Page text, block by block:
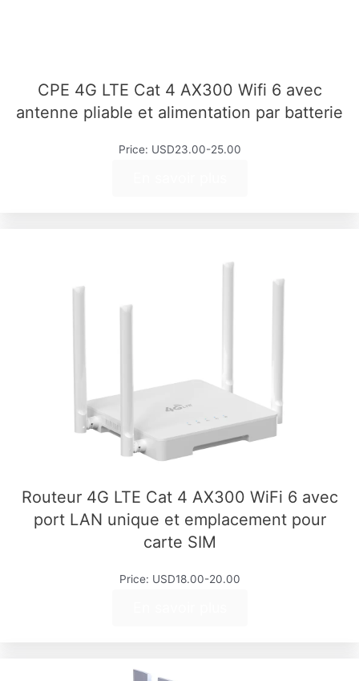
CPE 4G LTE Cat 4 AX300 Wifi 6 avec
antenne pliable et alimentation par batterie
Price: USD23.00-25.00
Routeur 4G LTE Cat 4 AX300 WiFi 6 avec
port LAN unique et emplacement pour
carte SIM
Price: USD18.00-20.00